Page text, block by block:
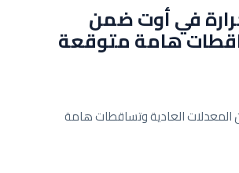
في أوت ضمن
هامة متوقعة
المعدلات العادية وتساقطات هامة